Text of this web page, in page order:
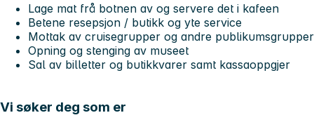
Lage mat frå botnen av og servere det i kafeen
Betene resepsjon / butikk og yte service
Mottak av cruisegrupper og andre publikumsgrupper
Opning og stenging av museet
Sal av billetter og butikkvarer samt kassaoppgjer
Vi søker deg som er